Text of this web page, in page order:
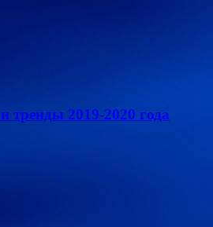
тренды 2019-2020 года